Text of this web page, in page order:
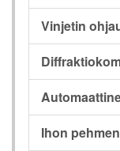
Vinjetin
Ihon